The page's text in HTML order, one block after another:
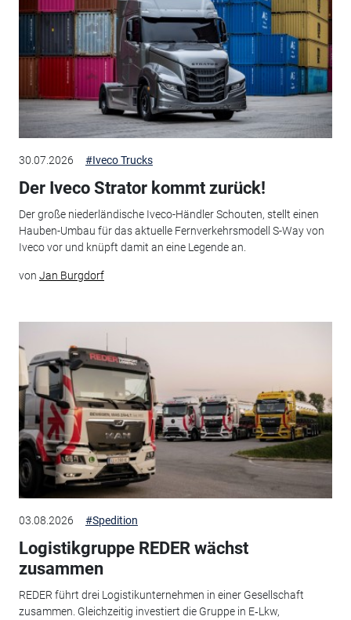
30.07.2026 #Iveco Trucks
Der Iveco Strator kommt zurück!
Der große niederländische Iveco-Händler Schouten, stellt einen
Hauben-Umbau für das aktuelle Fernverkehrsmodell S-Way von
Iveco vor und knüpft damit an eine Legende an.
von Jan Burgdorf
03.08.2026 #Spedition
Logistikgruppe REDER wächst
zusammen
REDER führt drei Logistikunternehmen in einer Gesellschaft
zusammen. Gleichzeitig investiert die Gruppe in E‑Lkw,